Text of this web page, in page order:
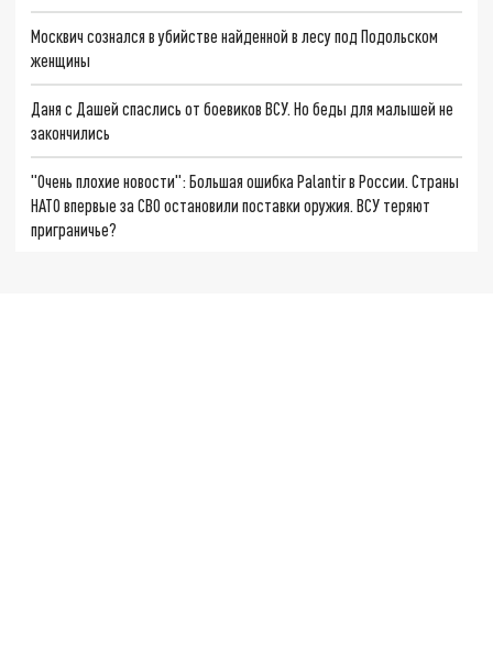
Москвич сознался в убийстве найденной в лесу под Подольском
женщины
Даня с Дашей спаслись от боевиков ВСУ. Но беды для малышей не
закончились
"Очень плохие новости": Большая ошибка Palantir в России. Страны
НАТО впервые за СВО остановили поставки оружия. ВСУ теряют
приграничье?